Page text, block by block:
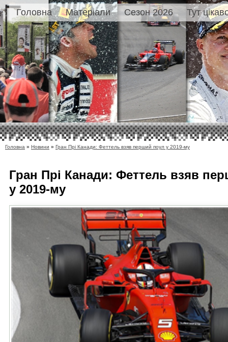
Головна Матеріали Сезон 2026 Тут
Головна » Новини » Гран Прі Канади: Феттель взяв перший поул у 2019-му
Гран Прі Канади: Феттель взяв
у 2019-му